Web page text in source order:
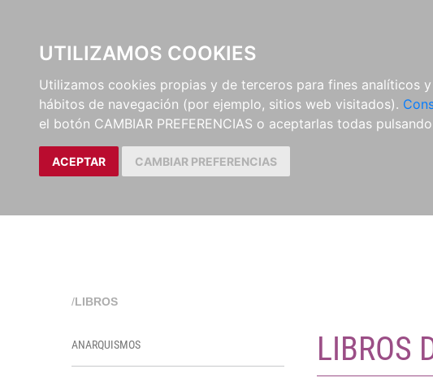
UTILIZAMOS COOKIES
Utilizamos cookies propias y de terceros para fines analíticos
hábitos de navegación (por ejemplo, sitios web visitados).
el botón CAMBIAR PREFERENCIAS o aceptarlas todas
ACEPTAR CAMBIAR PREFERENCIAS
/LIBROS
ANARQUISMOS LIBROS